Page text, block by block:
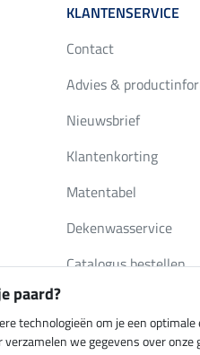
KLANTENSERVICE
Contact
Advies &
Nieuwsbrief
Klantenkorting
Matentabel
Dekenwasservice
Catalogus bestellen
Verzending per
paard?
technologieën om je een
we gegevens over